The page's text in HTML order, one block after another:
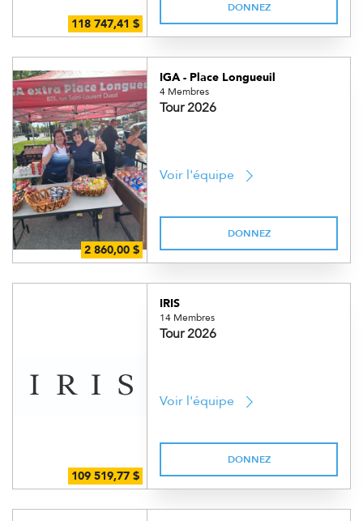
DONNEZ
IGA - Place Longueuil
4 Membres
Tour 2026
Voir l'équipe
DONNEZ
IRIS
14 Membres
Tour 2026
Voir l'équipe
DONNEZ